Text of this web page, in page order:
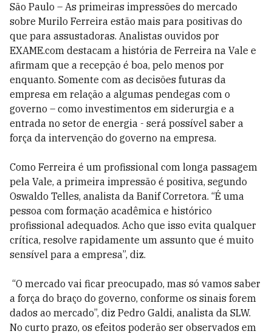
São Paulo – As primeiras impressões do mercado
sobre Murilo Ferreira estão mais para positivas do
que para assustadoras. Analistas ouvidos por
EXAME.com destacam a história de Ferreira na Vale e
afirmam que a recepção é boa, pelo menos por
enquanto. Somente com as decisões futuras da
empresa em relação a algumas pendegas com o
governo – como investimentos em siderurgia e a
entrada no setor de energia - será possível saber a
força da intervenção do governo na empresa.
Como Ferreira é um profissional com longa passagem
pela Vale, a primeira impressão é positiva, segundo
Oswaldo Telles, analista da Banif Corretora. “É uma
pessoa com formação acadêmica e histórico
profissional adequados. Acho que isso evita qualquer
crítica, resolve rapidamente um assunto que é muito
sensível para a empresa”, diz.
“O mercado vai ficar preocupado, mas só vamos saber
a força do braço do governo, conforme os sinais forem
dados ao mercado”, diz Pedro Galdi, analista da SLW.
No curto prazo, os efeitos poderão ser observados em